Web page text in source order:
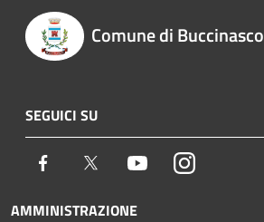
Comune di Buccinasco
SEGUICI SU
Facebook Twitter YoutubeInstagram
AMMINISTRAZIONE